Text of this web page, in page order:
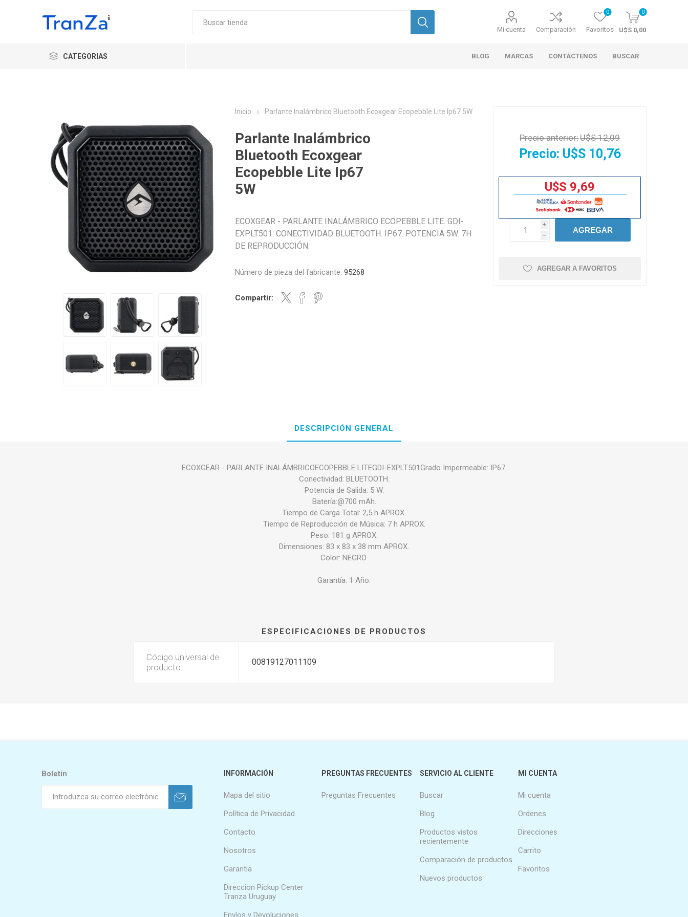
Mi cuenta Comparación Favoritos
0 0
U$S 0,00
CATEGORIAS BLOG MARCAS CONTÁCTENOS BUSCAR
Inicio Parlante Inalámbrico Bluetooth Ecoxgear Ecopebble Lite Ip67 5W
Parlante Inalámbrico
Bluetooth Ecoxgear
Ecopebble Lite Ip67
5W
ECOXGEAR - PARLANTE INALÁMBRICO ECOPEBBLE LITE. GDI-
EXPLT501. CONECTIVIDAD BLUETOOTH. IP67. POTENCIA 5W. 7H
DE REPRODUCCIÓN.
Número de pieza del fabricante: 95268
Compartir:
Precio anterior:U$S 12,09
Precio: U$S 10,76
U$S 9,69
i
h
AGREGAR
AGREGAR A FAVORITOS
DESCRIPCIÓN GENERAL
ECOXGEAR - PARLANTE INALÁMBRICOECOPEBBLE LITEGDI-EXPLT501Grado Impermeable: IP67.
Conectividad: BLUETOOTH.
Potencia de Salida: 5 W.
Batería:@700 mAh.
Tiempo de Carga Total: 2,5 h APROX.
Tiempo de Reproducción de Música: 7 h APROX.
Peso: 181 g APROX.
Dimensiones: 83 x 83 x 38 mm APROX.
Color: NEGRO.
Garantía: 1 Año.
ESPECIFICACIONES DE PRODUCTOS
Código universal de
producto
00819127011109
Boletín INFORMACIÓN
Mapa del sitio
Política de Privacidad
Contacto
Nosotros
Garantia
Direccion Pickup Center
Tranza Uruguay
Envíos y Devoluciones
PREGUNTAS FRECUENTES
Preguntas Frecuentes
SERVICIO AL CLIENTE
Buscar
Blog
Productos vistos
recientemente
Comparación de productos
Nuevos productos
MI CUENTA
Mi cuenta
Ordenes
Direcciones
Carrito
Favoritos